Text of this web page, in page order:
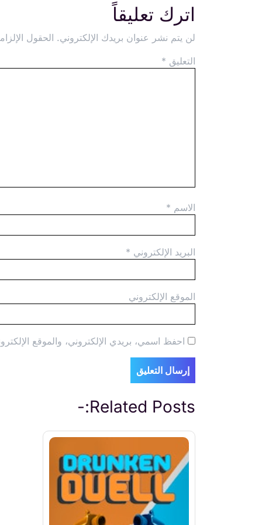
اترك تعليقاً
لن يتم نشر عنوان بريدك الإلكتروني. الحقول
التعليق *
الاسم *
البريد الإلكتروني *
الموقع الإلكتروني
احفظ اسمي، بريدي الإلكتروني، والموقع
Related Posts:-